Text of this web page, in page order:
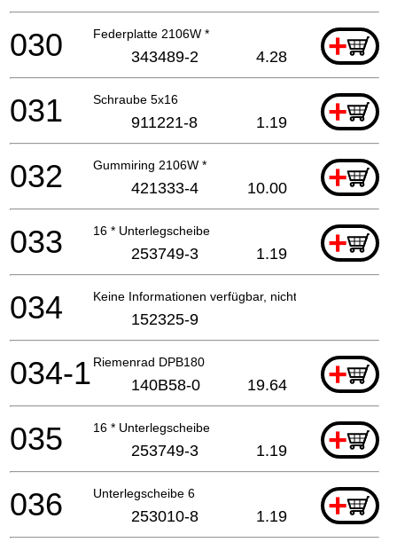
Federplatte 2106W * +
030 343489-2 4.28
Schraube 5x16 +
031 911221-8 1.19
Gummiring 2106W * +
032 421333-4 10.00
16 * Unterlegscheibe +
033 253749-3 1.19
Keine Informationen verfügbar, nicht bestellbar
034 152325-9
Riemenrad DPB180 +
034-1 140B58-0 19.64
16 * Unterlegscheibe +
035 253749-3 1.19
Unterlegscheibe 6 +
036 253010-8 1.19